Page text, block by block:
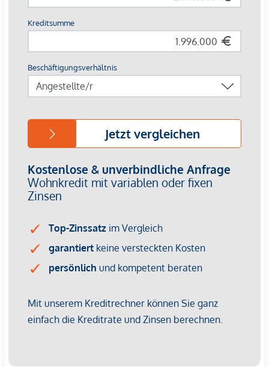
perfekte Mix aus New York Loft und Wiener Gemütlichkeit.
Dank der großen Glasfront wird der gesamt Lebensraum mit
Der Wohnbereich besticht durch großzügige, weiße
Einbauschränke und bietet ausreichend Platz für einen
von der Treppe aus erreicht man die ca. 18 m² große
Terrasse, die an lauen Abenden zum Entspannen einlädt
und bietet einen charmanten, beruhigenden Grünblick. Die
Terrasse ist mit edlen Holzdielen ausgelegt und verkleidet
und verfügt über einen Wasseranschluss.
Das Loft ist mit einem eigenen Weinkeller verbunden,
Fitnessbereich verwendet werden kann. Eine eigene
„Werkstatt" mit direkter Einfahrt ist ein ganz besonderes
Highlight. Diese Einfahrt ist unabhängig von der Tiefgarage,
die direkt aus der Wohnung erreichbar ist.
Ein verborgener, großartiger Lebensraum, komfortabel für
alle Facetten des Lebens.